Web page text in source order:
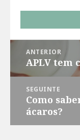
Navegação
Post
ANTERIOR
Post
anterior:
APLV tem
SEGUINTE
Próximo
post:
Como
ácaros?